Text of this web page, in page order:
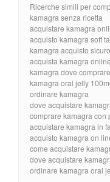
Ricerche simili per
kamagra senza ricetta
acquistare kamagra
acquisto kamagra soft
kamagra acquisto sicuro
acquista kamagra online
kamagra dove comprare
kamagra oral jelly
ordinare kamagra
dove acquistare
comprare kamagra con
acquistare kamagra in
acquisto kamagra on
come acquistare
dove acquistare
ordinare kamagra oral